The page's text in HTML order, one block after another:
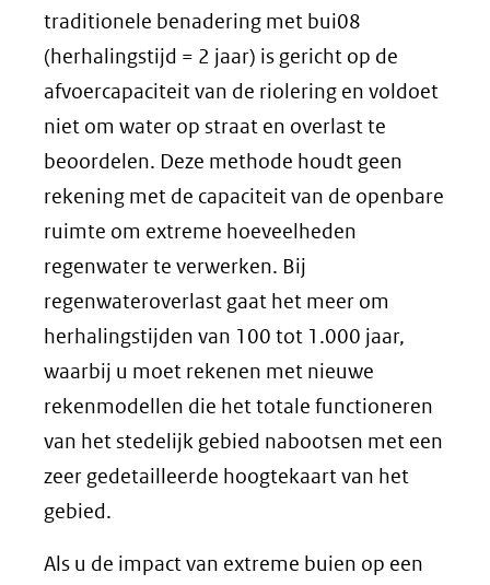
andere
website)
traditionele benadering met bui08
(herhalingstijd = 2 jaar) is gericht op de
afvoercapaciteit van de riolering en voldoet
niet om water op straat en overlast te
beoordelen. Deze methode houdt geen
rekening met de capaciteit van de openbare
ruimte om extreme hoeveelheden
regenwater te verwerken. Bij
regenwateroverlast gaat het meer om
herhalingstijden van 100 tot 1.000 jaar,
waarbij u moet rekenen met nieuwe
rekenmodellen die het totale functioneren
van het stedelijk gebied nabootsen met een
zeer gedetailleerde hoogtekaart van het
gebied.
Als u de impact van extreme buien op een